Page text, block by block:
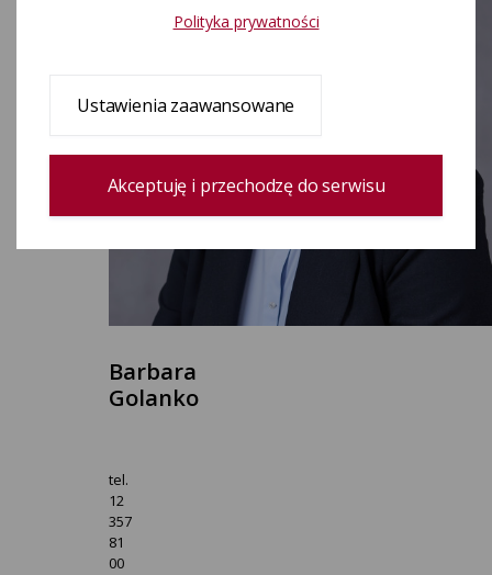
Barbara
Golanko
tel.
12
357
81
00
Polityka prywatności
Ustawienia zaawansowane
Akceptuję i przechodzę do serwisu